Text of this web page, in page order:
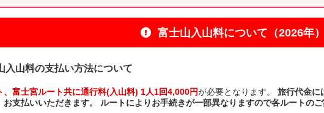
富士山入山料について （2026年）
入山料の支払い方法について
、富士宮ルート共に通行料(入山料) 1人1回4,000円が必要となります。 旅行代金に
お支払いいただきます。 ルートによりお手続きが一部異なりますので各ルートのご